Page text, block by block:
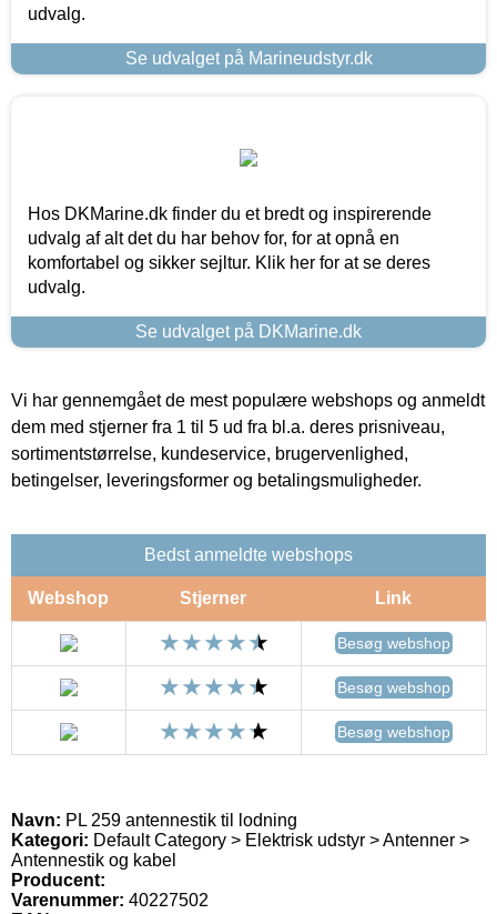
udvalg.
Se udvalget på Marineudstyr.dk
Hos DKMarine.dk finder du et bredt og inspirerende
udvalg af alt det du har behov for, for at opnå en
komfortabel og sikker sejltur. Klik her for at se deres
udvalg.
Se udvalget på DKMarine.dk
Vi har gennemgået de mest populære webshops og anmeldt
dem med stjerner fra 1 til 5 ud fra bl.a. deres prisniveau,
sortimentstørrelse, kundeservice, brugervenlighed,
betingelser, leveringsformer og betalingsmuligheder.
Bedst anmeldte webshops
Webshop Stjerner Link
Besøg webshop
Besøg webshop
Besøg webshop
Navn: PL 259 antennestik til lodning
Kategori: Default Category > Elektrisk udstyr > Antenner >
Antennestik og kabel
Producent:
Varenummer: 40227502